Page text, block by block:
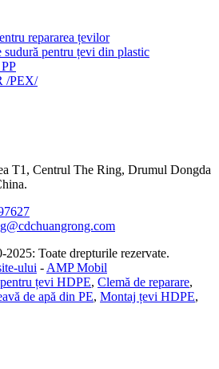
repararea țevilor
sudură pentru țevi din plastic
/PEX/
T1, Centrul The Ring, Drumul Dongda
Toate drepturile rezervate.
ului - AMP Mobil
țevi HDPE, Clemă de reparare,
de apă din PE, Montaj țevi HDPE,